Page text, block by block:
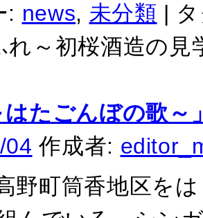
: news, 未分類 |
れ～初桜酒造の見
はたごんぼの歌
04 作成者:
野町筒香地区を